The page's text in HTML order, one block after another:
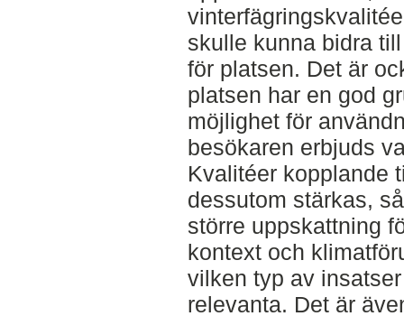
skulle kunna bidra
för platsen. Det är
platsen har en god
möjlighet för
besökaren erbjuds
Kvalitéer kopplande
dessutom stärkas,
större uppskattning
kontext och
vilken typ av
relevanta. Det är